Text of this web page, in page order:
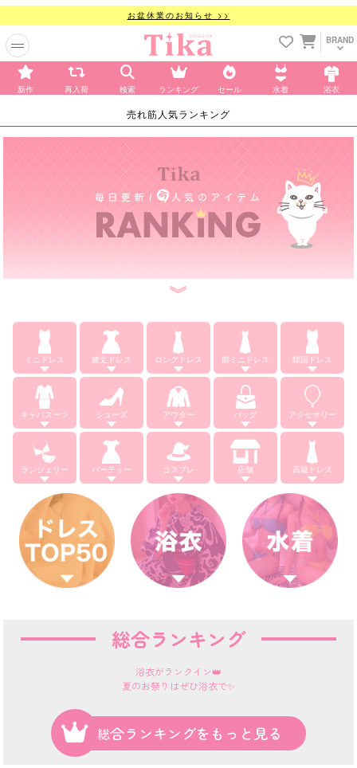
お盆休業のお知らせ >>
BRAND
新作 再入荷 検索 ランキング セール 水着 浴衣
売れ筋人気ランキング
︾
ミニドレス 膝丈ドレス ロングドレス 前ミニドレス 韓国ドレス
キャバスーツ シューズ アウター バッグ アクセサリー
ランジェリー パーティー コスプレ 店舗 高級ドレス
総合ランキング
浴衣がランクイン👑
夏のお祭りはぜひ浴衣で✨
総合ランキングをもっと見る